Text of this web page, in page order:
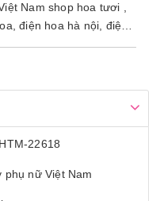
hoa tươi ,
22618
phụ nữ Việt Nam